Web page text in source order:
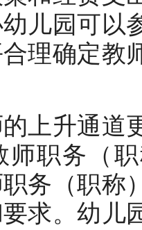
儿园可以
理确定教
升通道
师职务（
务（职称
求。幼儿